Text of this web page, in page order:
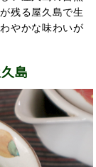
残る屋久島で生
やかな味わいが
島